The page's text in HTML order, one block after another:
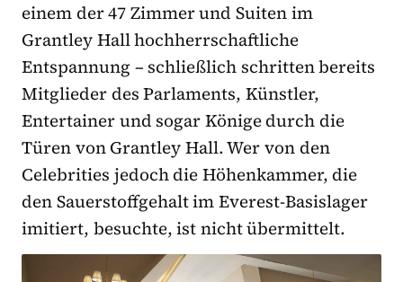
einem der 47 Zimmer und Suiten im
Grantley Hall hochherrschaftliche
Entspannung – schließlich schritten bereits
Mitglieder des Parlaments, Künstler,
Entertainer und sogar Könige durch die
Türen von Grantley Hall. Wer von den
Celebrities jedoch die Höhenkammer, die
den Sauerstoffgehalt im Everest-Basislager
imitiert, besuchte, ist nicht übermittelt.